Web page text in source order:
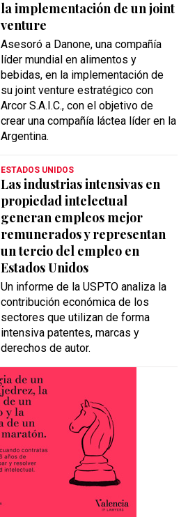
la implementación de un joint
venture
Asesoró a Danone, una compañía
líder mundial en alimentos y
bebidas, en la implementación de
su joint venture estratégico con
Arcor S.A.I.C., con el objetivo de
crear una compañía láctea líder en la
Argentina.
ESTADOS UNIDOS
Las industrias intensivas en
propiedad intelectual
generan empleos mejor
remunerados y representan
un tercio del empleo en
Estados Unidos
Un informe de la USPTO analiza la
contribución económica de los
sectores que utilizan de forma
intensiva patentes, marcas y
derechos de autor.